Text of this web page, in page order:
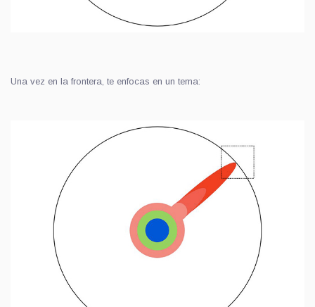
Una vez en la frontera, te enfocas en un tema: